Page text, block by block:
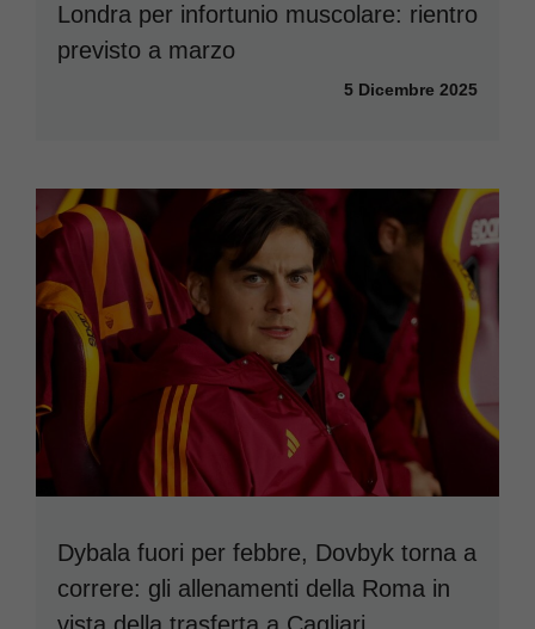
Londra per infortunio muscolare: rientro
previsto a marzo
5 Dicembre 2025
Dybala fuori per febbre, Dovbyk torna a
correre: gli allenamenti della Roma in